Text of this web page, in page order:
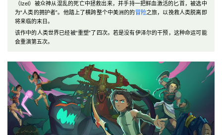
（Izel）被众神从混乱的死亡中拯救出来，并手持一把鲜血激活的匕首，被选中
为“人类的拥护者”。他踏上了横跨整个中美洲的的冒险之旅，以挽救人类脱离即
将来临的末日。
该作中的人类世界已经被“重塑”了四次。若是没有伊泽尔的干预，这种命运可能
会重演第五次。